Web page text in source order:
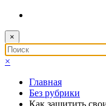
×
×
Главная
Без рубрики
Как защитить